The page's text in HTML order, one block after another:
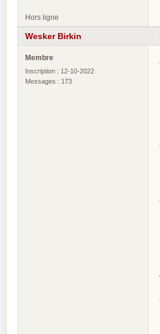
Hors ligne
Wesker Birkin
Membre
Inscription : 12-10-2022
Messages : 173